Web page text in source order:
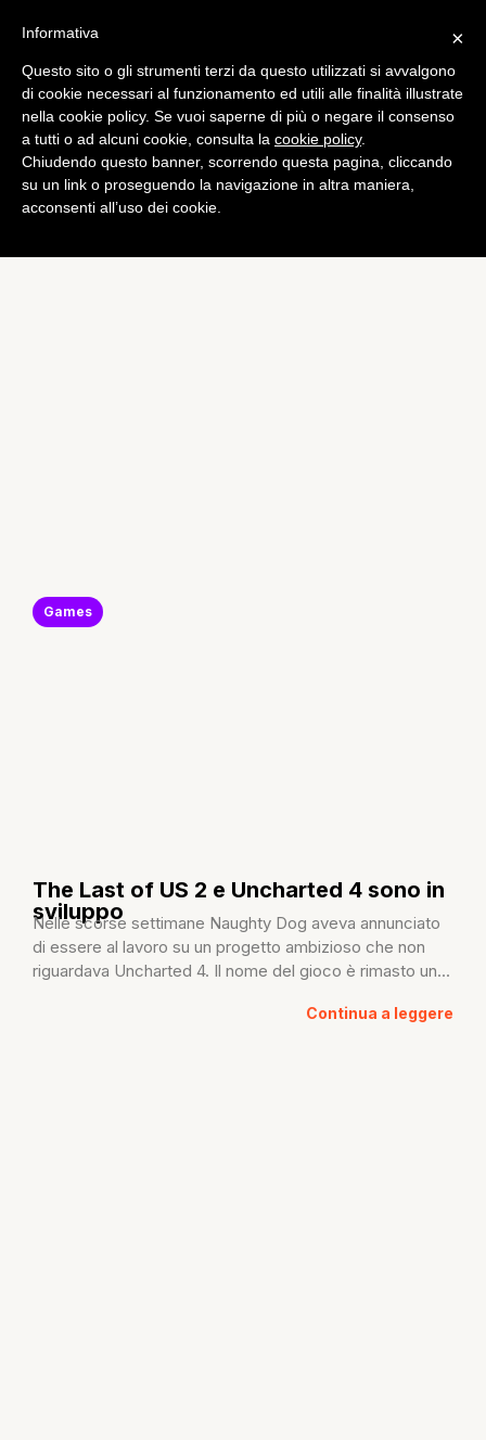
Games
The Last of US 2 e Uncharted 4 sono in
sviluppo
Nelle scorse settimane Naughty Dog aveva annunciato
di essere al lavoro su un progetto ambizioso che non
riguardava Uncharted 4. Il nome del gioco è rimasto un...
Continua a leggere
×
Informativa
Questo sito o gli strumenti terzi da questo utilizzati si avvalgono
di cookie necessari al funzionamento ed utili alle finalità illustrate
nella cookie policy. Se vuoi saperne di più o negare il consenso
a tutti o ad alcuni cookie, consulta la cookie policy.
Chiudendo questo banner, scorrendo questa pagina, cliccando
su un link o proseguendo la navigazione in altra maniera,
acconsenti all’uso dei cookie.